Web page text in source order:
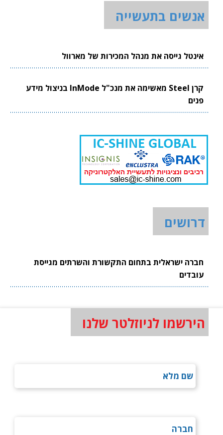
אנשים בתעשייה
אינטל גייסה את מנהל המכירות של מארוול
קרן Steel מאשימה את מנכ"ל InMode בניצול מידע
פנים
דרושים
חברה ישראלית בתחום התקשורת והשרתים מגייסת
עובדים
הירשמו לניוזלטר שלנו